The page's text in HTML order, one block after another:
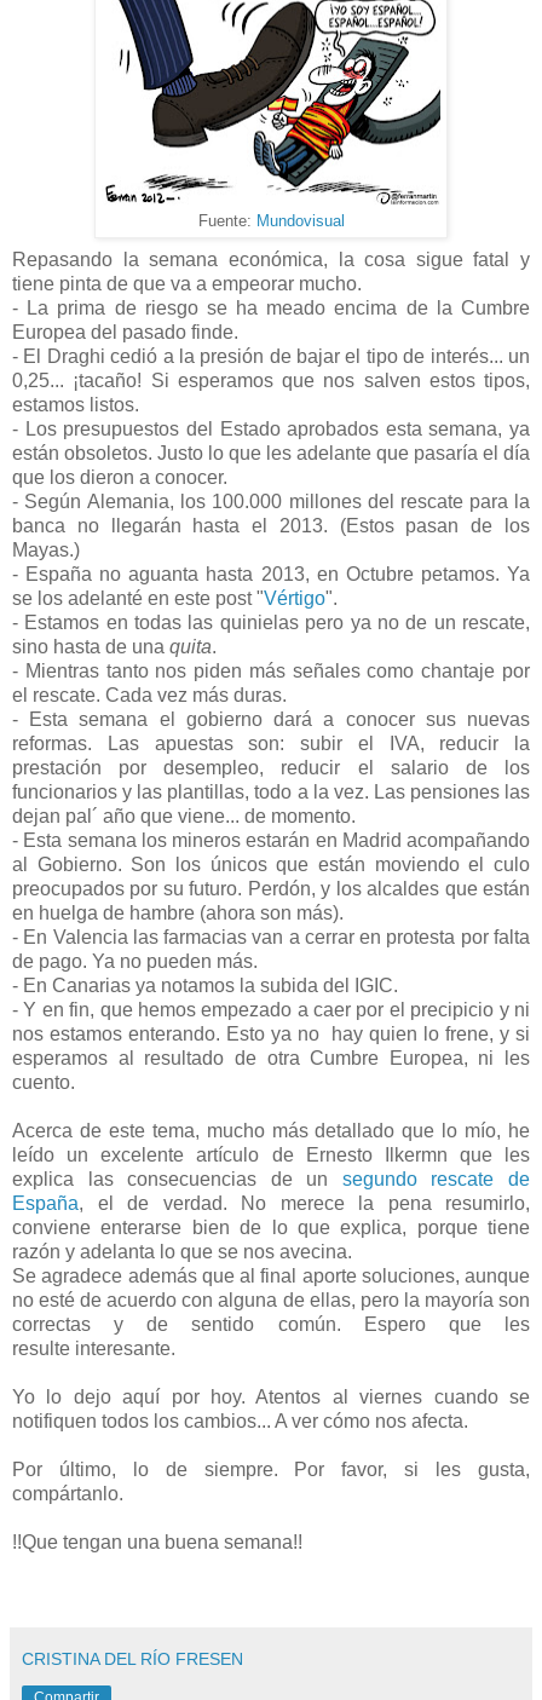
Fuente: Mundovisual
Repasando la semana económica, la cosa sigue fatal y
tiene pinta de que va a empeorar mucho.
- La prima de riesgo se ha meado encima de la Cumbre
Europea del pasado finde.
- El Draghi cedió a la presión de bajar el tipo de interés... un
0,25... ¡tacaño! Si esperamos que nos salven estos tipos,
estamos listos.
- Los presupuestos del Estado aprobados esta semana, ya
están obsoletos. Justo lo que les adelante que pasaría el día
que los dieron a conocer.
- Según Alemania, los 100.000 millones del rescate para la
banca no llegarán hasta el 2013. (Estos pasan de los
Mayas.)
- España no aguanta hasta 2013, en Octubre petamos. Ya
se los adelanté en este post "Vértigo".
- Estamos en todas las quinielas pero ya no de un rescate,
sino hasta de una quita.
- Mientras tanto nos piden más señales como chantaje por
el rescate. Cada vez más duras.
- Esta semana el gobierno dará a conocer sus nuevas
reformas. Las apuestas son: subir el IVA, reducir la
prestación por desempleo, reducir el salario de los
funcionarios y las plantillas, todo a la vez. Las pensiones las
dejan pal´ año que viene... de momento.
- Esta semana los mineros estarán en Madrid acompañando
al Gobierno. Son los únicos que están moviendo el culo
preocupados por su futuro. Perdón, y los alcaldes que están
en huelga de hambre (ahora son más).
- En Valencia las farmacias van a cerrar en protesta por falta
de pago. Ya no pueden más.
- En Canarias ya notamos la subida del IGIC.
- Y en fin, que hemos empezado a caer por el precipicio y ni
nos estamos enterando. Esto ya no hay quien lo frene, y si
esperamos al resultado de otra Cumbre Europea, ni les
cuento.
Acerca de este tema, mucho más detallado que lo mío, he
leído un excelente artículo de Ernesto Ilkermn que les
explica las consecuencias de un segundo rescate de
España, el de verdad. No merece la pena resumirlo,
conviene enterarse bien de lo que explica, porque tiene
razón y adelanta lo que se nos avecina.
Se agradece además que al final aporte soluciones, aunque
no esté de acuerdo con alguna de ellas, pero la mayoría son
correctas y de sentido común. Espero que les
resulte interesante.
Yo lo dejo aquí por hoy. Atentos al viernes cuando se
notifiquen todos los cambios... A ver cómo nos afecta.
Por último, lo de siempre. Por favor, si les gusta,
compártanlo.
!!Que tengan una buena semana!!
CRISTINA DEL RÍO FRESEN